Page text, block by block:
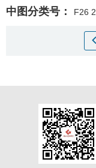
中图分类号： F26 2